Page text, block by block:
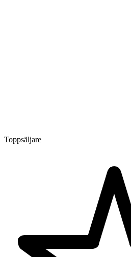
Toppsäljare